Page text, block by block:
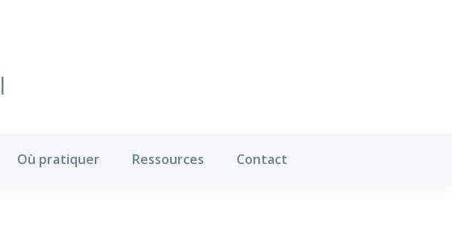
Où pratiquer Ressources Contact